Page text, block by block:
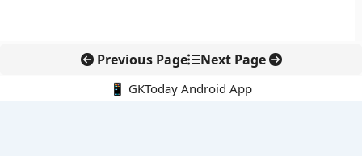
Previous Page Next Page
📱 GKToday Android App